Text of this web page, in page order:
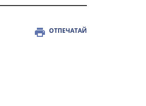
ОТПЕЧАТАЙ